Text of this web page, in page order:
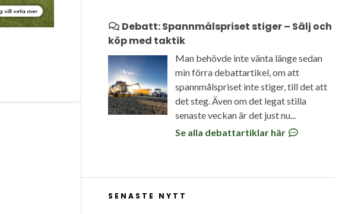
Debatt: Spannmålspriset stiger – Sälj och
köp med taktik
Man behövde inte vänta länge sedan
min förra debattartikel, om att
spannmålspriset inte stiger, till det att
det steg. Även om det legat stilla
senaste veckan är det just nu...
Se alla debattartiklar här
SENASTE NYTT